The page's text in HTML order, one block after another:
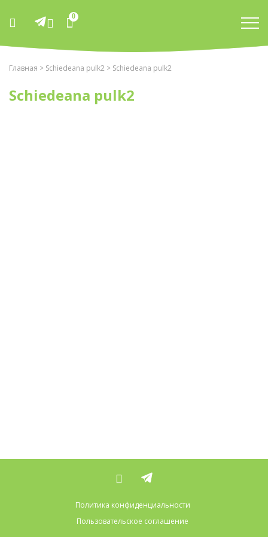
0
Главная > Schiedeana pulk2 > Schiedeana pulk2
Schiedeana pulk2
Политика конфиденциальности
Пользовательское соглашение